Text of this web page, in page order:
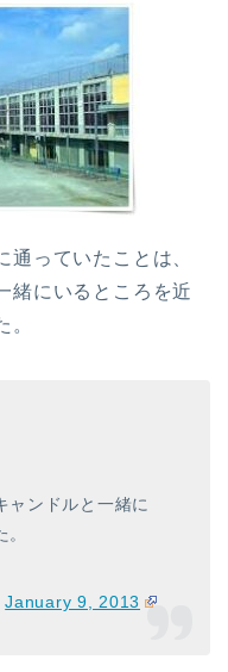
通っていたことは、
緒にいるところを近
。
ャンドルと一緒に
January 9, 2013